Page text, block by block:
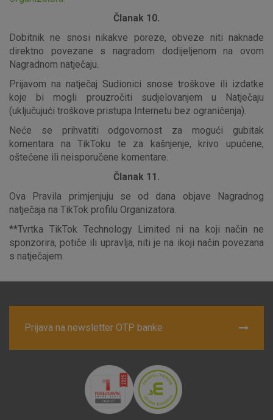
Članak 10.
Dobitnik ne snosi nikakve poreze, obveze niti naknade
direktno povezane s nagradom dodijeljenom na ovom
Nagradnom natječaju.
Prijavom na natječaj Sudionici snose troškove ili izdatke
koje bi mogli prouzročiti sudjelovanjem u Natječaju
(uključujući troškove pristupa Internetu bez ograničenja).
Neće se prihvatiti odgovornost za mogući gubitak
komentara na TikToku te za kašnjenje, krivo upućene,
oštećene ili neisporučene komentare.
Članak 11.
Ova Pravila primjenjuju se od dana objave Nagradnog
natječaja na TikTok profilu Organizatora.
**Tvrtka TikTok Technology Limited ni na koji način ne
sponzorira, potiče ili upravlja, niti je na ikoji način povezana
s natječajem.
Prijava na newsletter OTP banke